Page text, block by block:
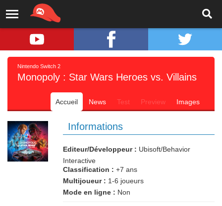
Nintendo Switch 2
Monopoly : Star Wars Heroes vs. Villains
Accueil News Test Preview Images
Informations
Editeur/Développeur : Ubisoft/Behavior
Interactive
Classification : +7 ans
Multijoueur : 1-6 joueurs
Mode en ligne : Non